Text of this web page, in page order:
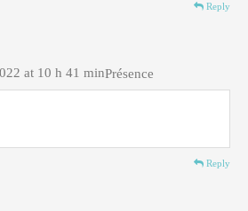
Reply
Présence
at 10 h 41 min
Reply